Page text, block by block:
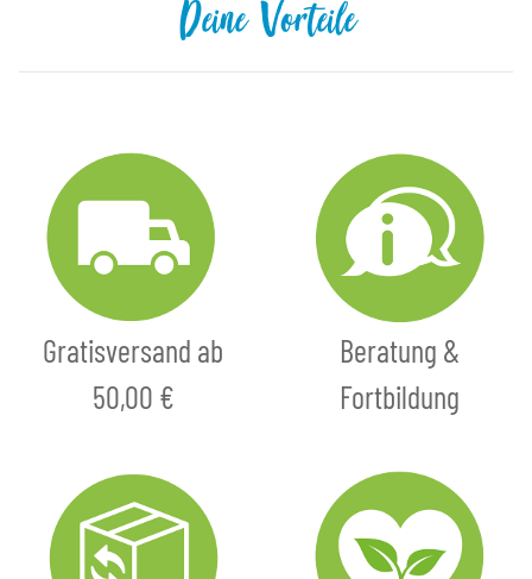
Deine Vorteile
Gratisversand ab
50,00 €
Beratung &
Fortbildung